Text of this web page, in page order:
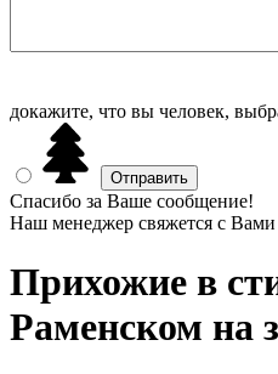
докажите, что вы человек,
Спасибо за Ваше сообщение!
Наш менеджер свяжется с
Прихожие в
Раменском на